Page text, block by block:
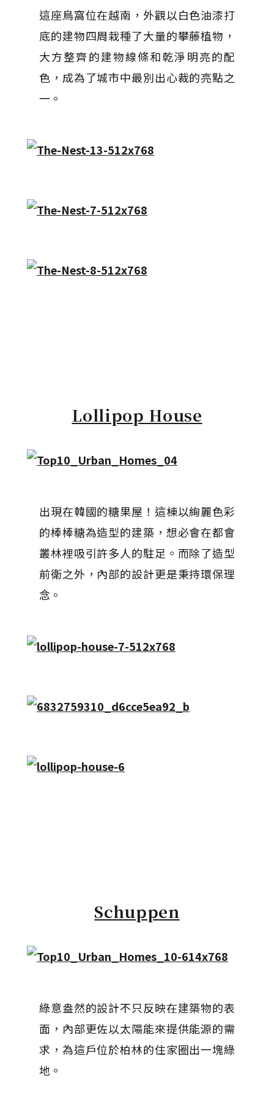
這座鳥窩位在越南，外觀以白色油漆打
底的建物四周栽種了大量的攀藤植物，
大方整齊的建物線條和乾淨明亮的配
色，成為了城市中最別出心裁的亮點之
一。
Lollipop House
出現在韓國的糖果屋！這棟以絢麗色彩
的棒棒糖為造型的建築，想必會在都會
叢林裡吸引許多人的駐足。而除了造型
前衛之外，內部的設計更是秉持環保理
念。
Schuppen
綠意盎然的設計不只反映在建築物的表
面，內部更佐以太陽能來提供能源的需
求，為這戶位於柏林的住家圈出一塊綠
地。